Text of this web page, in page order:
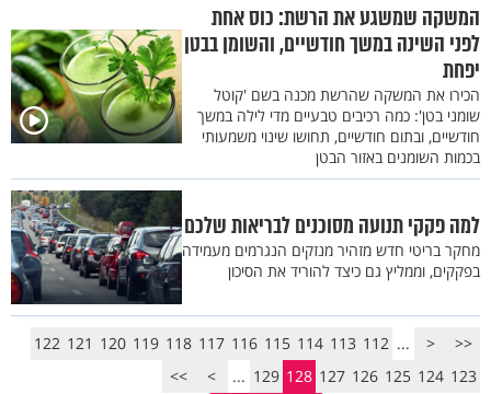
המשקה שמשגע את הרשת: כוס אחת
לפני השינה במשך חודשיים, והשומן בבטן
יפחת
הכירו את המשקה שהרשת מכנה בשם 'קוטל
שומני בטן': כמה רכיבים טבעיים מדי לילה במשך
חודשיים, ובתום חודשיים, תחושו שינוי משמעותי
בכמות השומנים באזור הבטן
למה פקקי תנועה מסוכנים לבריאות שלכם
מחקר בריטי חדש מזהיר מנזקים הנגרמים מעמידה
בפקקים, וממליץ גם כיצד להוריד את הסיכון
<<
<
...
112
113
114
115
116
117
118
119
120
121
122
123
124
125
126
127
128
129
...
>
>>